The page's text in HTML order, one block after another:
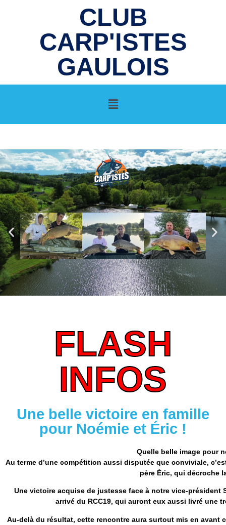
CLUB
CARP'ISTES
GAULOIS
FLASH
INFOS
Une belle victoire en famille
pour Noémie et Éric !
Quelle belle image pour
Au terme d’une compétition aussi disputée que conviviale,
père Éric, qui décroche
Une victoire acquise de justesse face à notre vice-président
arrivé du RCC19, qui auront eux aussi livré une
Au-delà du résultat, cette rencontre aura surtout mis en avant